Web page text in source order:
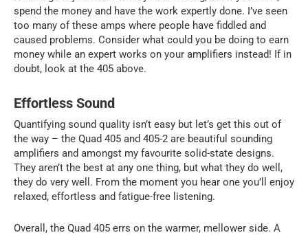
spend the money and have the work expertly done. I’ve seen
too many of these amps where people have fiddled and
caused problems. Consider what could you be doing to earn
money while an expert works on your amplifiers instead! If in
doubt, look at the 405 above.
Effortless Sound
Quantifying sound quality isn’t easy but let’s get this out of
the way – the Quad 405 and 405-2 are beautiful sounding
amplifiers and amongst my favourite solid-state designs.
They aren’t the best at any one thing, but what they do well,
they do very well. From the moment you hear one you’ll enjoy
relaxed, effortless and fatigue-free listening.
Overall, the Quad 405 errs on the warmer, mellower side. A